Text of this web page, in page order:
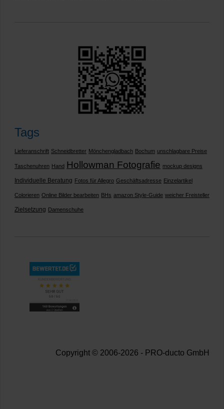
Tags
Lieferanschrift Schneidbretter Mönchengladbach Bochum unschlagbare Preise
Taschenuhren Hand Hollowman Fotografie mockup designs
Individuelle Beratung Fotos für Allegro Geschäftsadresse Einzelartikel
Colorieren Online Bilder bearbeiten BHs amazon Style-Guide weicher Freisteller
Zielsetzung Damenschuhe
Copyright © 2006-2026 - PRO-ducto GmbH